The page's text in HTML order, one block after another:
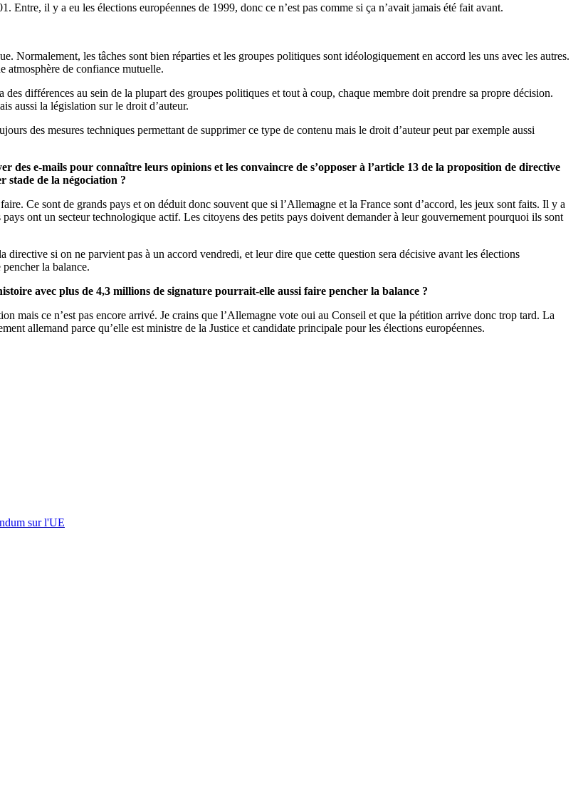
Entre, il y a eu les élections européennes de 1999, donc ce n’est pas comme si ça n’avait jamais été fait avant.
Normalement, les tâches sont bien réparties et les groupes politiques sont idéologiquement en accord les uns avec les autres.
atmosphère de confiance mutuelle.
différences au sein de la plupart des groupes politiques et tout à coup, chaque membre doit prendre sa propre décision.
aussi la législation sur le droit d’auteur.
des mesures techniques permettant de supprimer ce type de contenu mais le droit d’auteur peut par exemple aussi
des e-mails pour connaître leurs opinions et les convaincre de s’opposer à l’article 13 de la proposition de directive
stade de la négociation ?
Ce sont de grands pays et on déduit donc souvent que si l’Allemagne et la France sont d’accord, les jeux sont faits. Il y a
ont un secteur technologique actif. Les citoyens des petits pays doivent demander à leur gouvernement pourquoi ils sont
si on ne parvient pas à un accord vendredi, et leur dire que cette question sera décisive avant les élections
la balance.
avec plus de 4,3 millions de signature pourrait-elle aussi faire pencher la balance ?
mais ce n’est pas encore arrivé. Je crains que l’Allemagne vote oui au Conseil et que la pétition arrive donc trop tard. La
allemand parce qu’elle est ministre de la Justice et candidate principale pour les élections européennes.
sur l'UE